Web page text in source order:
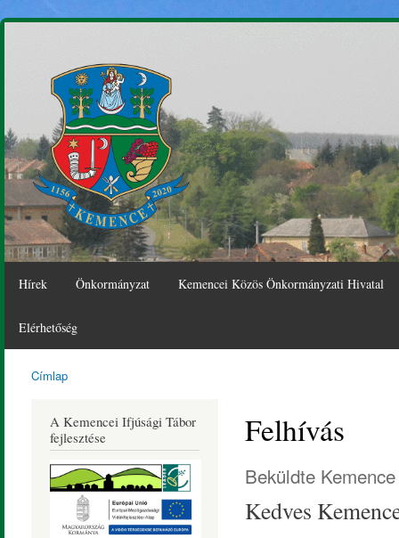
Hírek Önkormányzat Kemencei Közös Önkormányzati Hivatal
Elérhetőség
Kemence
Község
Honlapja
Címlap
A Kemencei Ifjúsági Tábor
fejlesztése
Felhívás
Beküldte
Kedves